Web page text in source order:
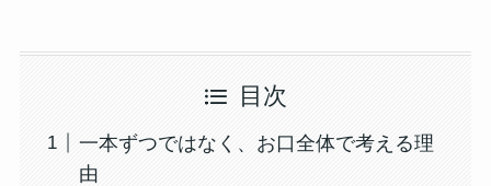
目次
一本ずつではなく、お口全体で考える理
由